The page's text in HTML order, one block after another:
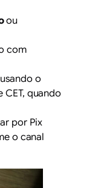
ou
com
o
quando
por Pix
o canal